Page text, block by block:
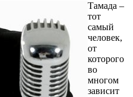
Тамада –
тот
самый
человек,
от
которого
во
многом
зависит